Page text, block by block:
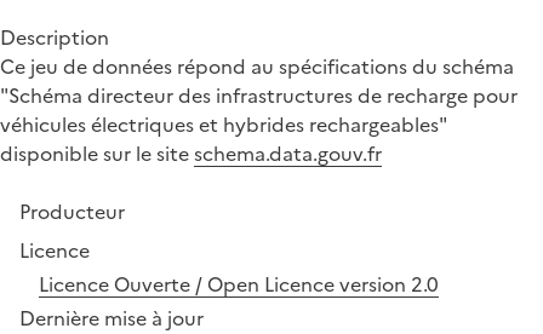
Description
Ce jeu de données répond au spécifications du schéma
"Schéma directeur des infrastructures de recharge pour
véhicules électriques et hybrides rechargeables"
disponible sur le siteschema.data.gouv.fr
Producteur
Licence
Licence Ouverte / Open Licence version 2.0
Dernière mise à jour